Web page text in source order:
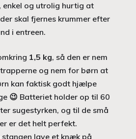
enkel og utrolig hurtig at
skal fjernes krummer efter
i entreen.
1,5 kg, så den er nem
og nem for børn at
kan faktisk godt hjælpe
😉 Batteriet holder op til 60
sugestyrken, og til de små
er det helt perfekt.
stangen lave et knæk på